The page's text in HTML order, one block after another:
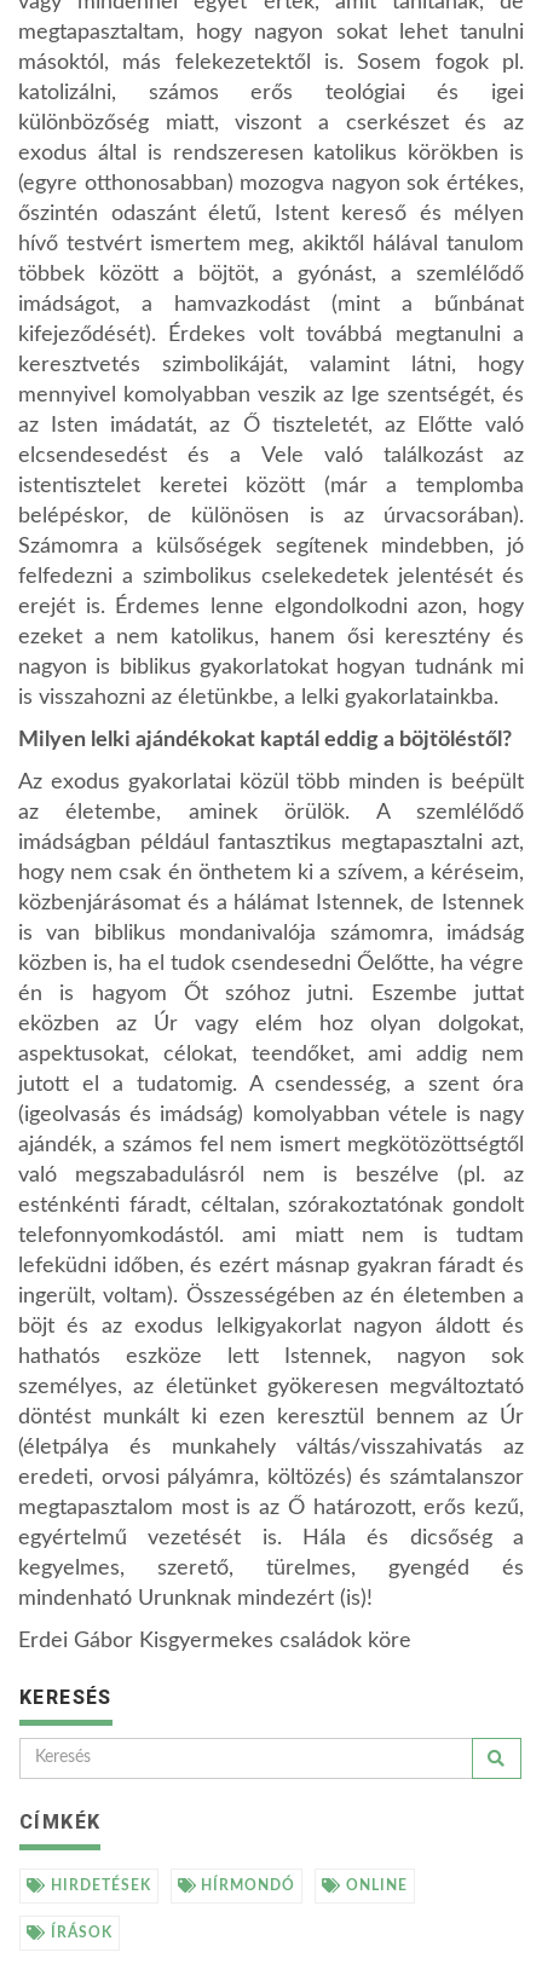
megtapasztaltam, hogy nagyon sokat lehet tanulni
másoktól, más felekezetektől is. Sosem fogok pl.
katolizálni, számos erős teológiai és igei
különbözőség miatt, viszont a cserkészet és az
exodus által is rendszeresen katolikus körökben is
(egyre otthonosabban) mozogva nagyon sok értékes,
őszintén odaszánt életű, Istent kereső és mélyen
hívő testvért ismertem meg, akiktől hálával tanulom
többek között a böjtöt, a gyónást, a szemlélődő
imádságot, a hamvazkodást (mint a bűnbánat
kifejeződését). Érdekes volt továbbá megtanulni a
keresztvetés szimbolikáját, valamint látni, hogy
mennyivel komolyabban veszik az Ige szentségét, és
az Isten imádatát, az Ő tiszteletét, az Előtte való
elcsendesedést és a Vele való találkozást az
istentisztelet keretei között (már a templomba
belépéskor, de különösen is az úrvacsorában).
Számomra a külsőségek segítenek mindebben, jó
felfedezni a szimbolikus cselekedetek jelentését és
erejét is. Érdemes lenne elgondolkodni azon, hogy
ezeket a nem katolikus, hanem ősi keresztény és
nagyon is biblikus gyakorlatokat hogyan tudnánk mi
is visszahozni az életünkbe, a lelki gyakorlatainkba.
Milyen lelki ajándékokat kaptál eddig a böjtöléstől?
Az exodus gyakorlatai közül több minden is beépült
az életembe, aminek örülök. A szemlélődő
imádságban például fantasztikus megtapasztalni azt,
hogy nem csak én önthetem ki a szívem, a kéréseim,
közbenjárásomat és a hálámat Istennek, de Istennek
is van biblikus mondanivalója számomra, imádság
közben is, ha el tudok csendesedni Őelőtte, ha végre
én is hagyom Őt szóhoz jutni. Eszembe juttat
eközben az Úr vagy elém hoz olyan dolgokat,
aspektusokat, célokat, teendőket, ami addig nem
jutott el a tudatomig. A csendesség, a szent óra
(igeolvasás és imádság) komolyabban vétele is nagy
ajándék, a számos fel nem ismert megkötözöttségtől
való megszabadulásról nem is beszélve (pl. az
esténkénti fáradt, céltalan, szórakoztatónak gondolt
telefonnyomkodástól. ami miatt nem is tudtam
lefeküdni időben, és ezért másnap gyakran fáradt és
ingerült, voltam). Összességében az én életemben a
böjt és az exodus lelkigyakorlat nagyon áldott és
hathatós eszköze lett Istennek, nagyon sok
személyes, az életünket gyökeresen megváltoztató
döntést munkált ki ezen keresztül bennem az Úr
(életpálya és munkahely váltás/visszahivatás az
eredeti, orvosi pályámra, költözés) és számtalanszor
megtapasztalom most is az Ő határozott, erős kezű,
egyértelmű vezetését is. Hála és dicsőség a
kegyelmes, szerető, türelmes, gyengéd és
mindenható Urunknak mindezért (is)!
Erdei Gábor Kisgyermekes családok köre
KERESÉS
CÍMKÉK
HIRDETÉSEK HÍRMONDÓ ONLINE
ÍRÁSOK